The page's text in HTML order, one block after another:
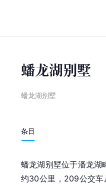
蟠龙湖别墅
蟠龙湖别墅
条目
蟠龙湖别墅位于潘龙
约30公里，209公交车